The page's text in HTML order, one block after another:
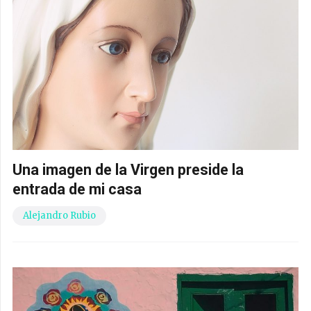
Una imagen de la Virgen preside la
entrada de mi casa
Alejandro Rubio